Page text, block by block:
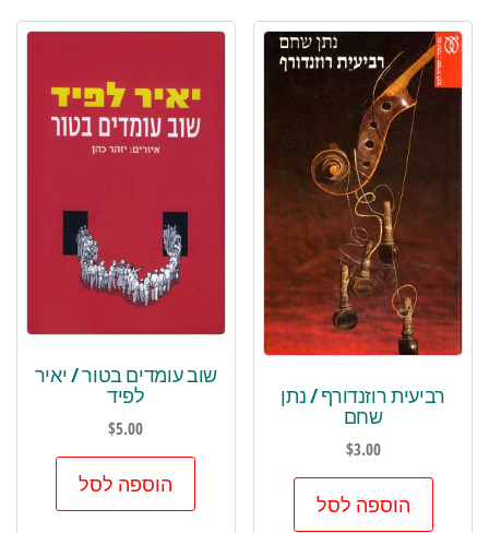
רביעית רוזנדורף / נתן
שחם
$3.00
הוספה לסל
שוב עומדים בטור / יאיר
לפיד
$5.00
הוספה לסל